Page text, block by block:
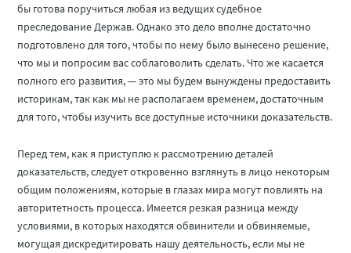
бы готова поручиться любая из ведущих судебное
преследование Держав. Однако это дело вполне достаточно
подготовлено для того, чтобы по нему было вынесено решение,
что мы и попросим вас соблаговолить сделать. Что же касается
полного его развития, — это мы будем вынуждены предоставить
историкам, так как мы не располагаем временем, достаточным
для того, чтобы изучить все доступные источники доказательств.
Перед тем, как я приступлю к рассмотрению деталей
доказательств, следует откровенно взглянуть в лицо некоторым
общим положениям, которые в глазах мира могут повлиять на
авторитетность процесса. Имеется резкая разница между
условиями, в которых находятся обвинители и обвиняемые,
могущая дискредитировать нашу деятельность, если мы не